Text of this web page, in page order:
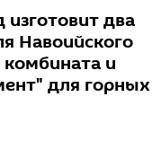
два
Навоийского
и
для горных